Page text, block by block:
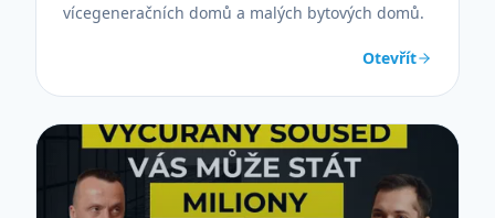
vícegeneračních domů a malých bytových domů.
Otevřít